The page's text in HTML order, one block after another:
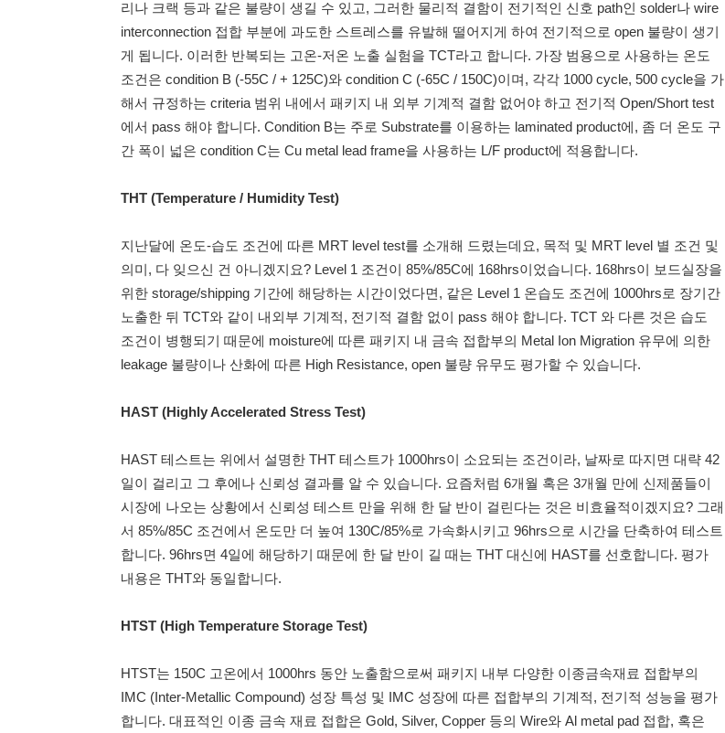
리나 크랙 등과 같은 불량이 생길 수 있고, 그러한 물리적 결함이 전기적인 신호 path인 solder나 wire
interconnection 접합 부분에 과도한 스트레스를 유발해 떨어지게 하여 전기적으로 open 불량이 생기
게 됩니다. 이러한 반복되는 고온-저온 노출 실험을 TCT라고 합니다. 가장 범용으로 사용하는 온도
조건은 condition B (-55C / + 125C)와 condition C (-65C / 150C)이며, 각각 1000 cycle, 500 cycle을 가
해서 규정하는 criteria 범위 내에서 패키지 내 외부 기계적 결함 없어야 하고 전기적 Open/Short test
에서 pass 해야 합니다. Condition B는 주로 Substrate를 이용하는 laminated product에, 좀 더 온도 구
간 폭이 넓은 condition C는 Cu metal lead frame을 사용하는 L/F product에 적용합니다.
THT (Temperature / Humidity Test)
지난달에 온도-습도 조건에 따른 MRT level test를 소개해 드렸는데요, 목적 및 MRT level 별 조건 및
의미, 다 잊으신 건 아니겠지요? Level 1 조건이 85%/85C에 168hrs이었습니다. 168hrs이 보드실장을
위한 storage/shipping 기간에 해당하는 시간이었다면, 같은 Level 1 온습도 조건에 1000hrs로 장기간
노출한 뒤 TCT와 같이 내외부 기계적, 전기적 결함 없이 pass 해야 합니다. TCT 와 다른 것은 습도
조건이 병행되기 때문에 moisture에 따른 패키지 내 금속 접합부의 Metal Ion Migration 유무에 의한
leakage 불량이나 산화에 따른 High Resistance, open 불량 유무도 평가할 수 있습니다.
HAST (Highly Accelerated Stress Test)
HAST 테스트는 위에서 설명한 THT 테스트가 1000hrs이 소요되는 조건이라, 날짜로 따지면 대략 42
일이 걸리고 그 후에나 신뢰성 결과를 알 수 있습니다. 요즘처럼 6개월 혹은 3개월 만에 신제품들이
시장에 나오는 상황에서 신뢰성 테스트 만을 위해 한 달 반이 걸린다는 것은 비효율적이겠지요? 그래
서 85%/85C 조건에서 온도만 더 높여 130C/85%로 가속화시키고 96hrs으로 시간을 단축하여 테스트
합니다. 96hrs면 4일에 해당하기 때문에 한 달 반이 길 때는 THT 대신에 HAST를 선호합니다. 평가
내용은 THT와 동일합니다.
HTST (High Temperature Storage Test)
HTST는 150C 고온에서 1000hrs 동안 노출함으로써 패키지 내부 다양한 이종금속재료 접합부의
IMC (Inter-Metallic Compound) 성장 특성 및 IMC 성장에 따른 접합부의 기계적, 전기적 성능을 평가
합니다. 대표적인 이종 금속 재료 접합은 Gold, Silver, Copper 등의 Wire와 Al metal pad 접합, 혹은